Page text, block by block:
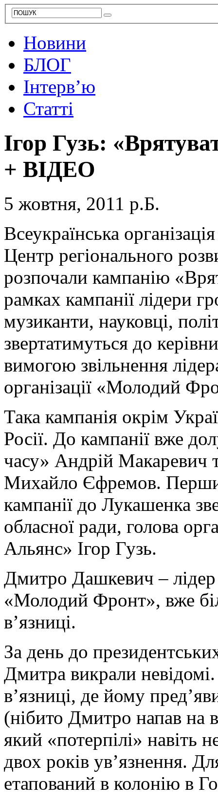
Новини
БЛОГ
Інтерв’ю
Статті
Ігор Гузь:
+ ВІДЕО
5 жовтня, 2011 р.Б.
Всеукраїнська
Центр регіонального
розпочали кампанію
рамках кампанії лідери
музиканти, науковці,
звертатимуться до
вимогою звільнення
організації «Молодий
Така кампанія окрім
Росії. До кампанії вже
часу» Андрій Макаревич
Михайло Єфремов.
кампанії до Лукашенка
обласної ради, голова
Альянс» Ігор Гузь.
Дмитро Дашкевич – лідер
«Молодий Фронт», вже
в’язниці.
За день до
Дмитра викрали
в’язниці, де йому
(нібито Дмитро напав на
який «потерпілі» навіть
двох років ув’язнення.
етапований в колонію в